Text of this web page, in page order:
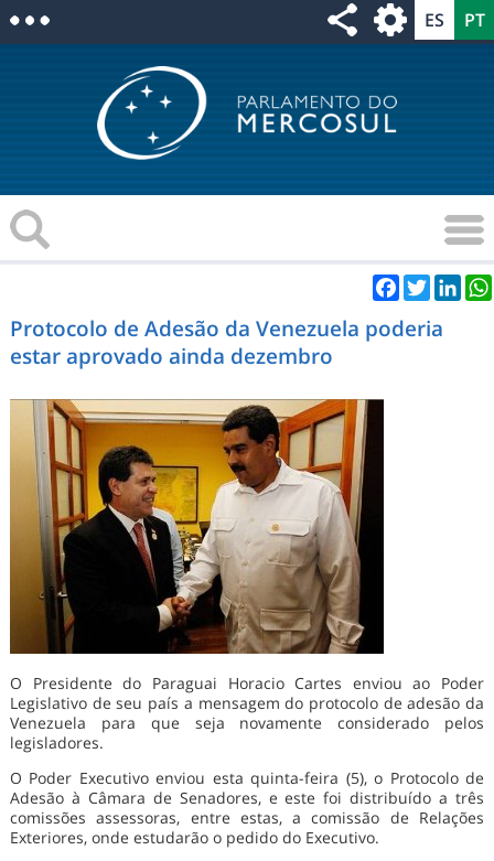
Facebook
Twitter
Protocolo de Adesão da Venezuela poderia
estar aprovado ainda dezembro
O Presidente do Paraguai Horacio Cartes enviou ao Poder
Legislativo de seu país a mensagem do protocolo de adesão da
Venezuela para que seja novamente considerado pelos
legisladores.
O Poder Executivo enviou esta quinta-feira (5), o Protocolo de
Adesão à Câmara de Senadores, e este foi distribuído a três
comissões assessoras, entre estas, a comissão de Relações
Exteriores, onde estudarão o pedido do Executivo.